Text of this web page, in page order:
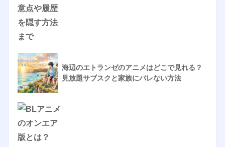
海辺のエトランゼのアニメはどこで見れる？
見放題サブスクと家族にバレない方法